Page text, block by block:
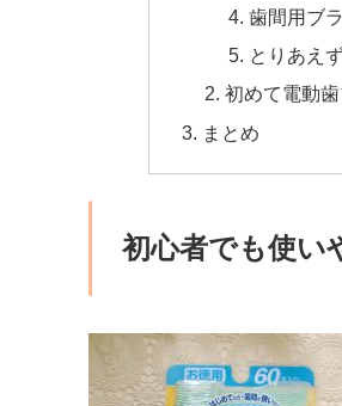
歯間用ブ
とりあえ
初めて電動
まとめ
初心者でも使い